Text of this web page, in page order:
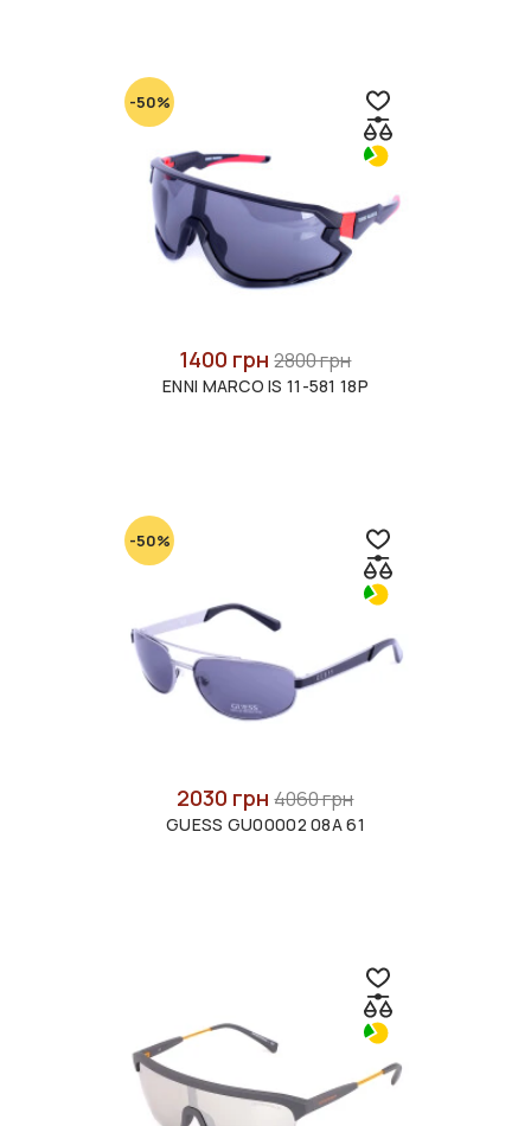
-50%
1400 грн2800 грн
ENNI MARCO IS 11-581 18P
-50%
2030 грн4060 грн
GUESS GU00002 08A 61